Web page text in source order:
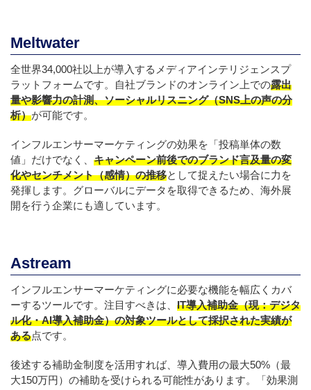
Meltwater
全世界34,000社以上が導入するメディアインテリジェンスプ
ラットフォームです。自社ブランドのオンライン上での露出
量や影響力の計測、ソーシャルリスニング（SNS上の声の分
析）が可能です。
インフルエンサーマーケティングの効果を「投稿単体の数
値」だけでなく、 キャンペーン前後でのブランド言及量の変
化やセンチメント（感情）の推移として捉えたい場合に力を
発揮します。グローバルにデータを取得できるため、海外展
開を行う企業にも適しています。
Astream
インフルエンサーマーケティングに必要な機能を幅広くカバ
ーするツールです。注目すべきは、 IT導入補助金（現：デジタ
ル化・AI導入補助金）の対象ツールとして採択された実績が
ある点です。
後述する補助金制度を活用すれば、導入費用の最大50%（最
大150万円）の補助を受けられる可能性があります。「効果測